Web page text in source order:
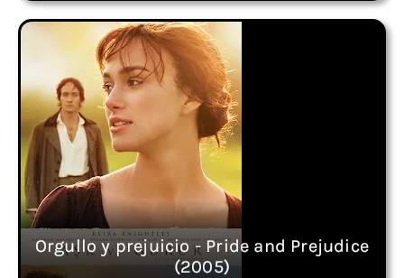
Orgullo y prejuicio - Pride and Prejudice
(2005)